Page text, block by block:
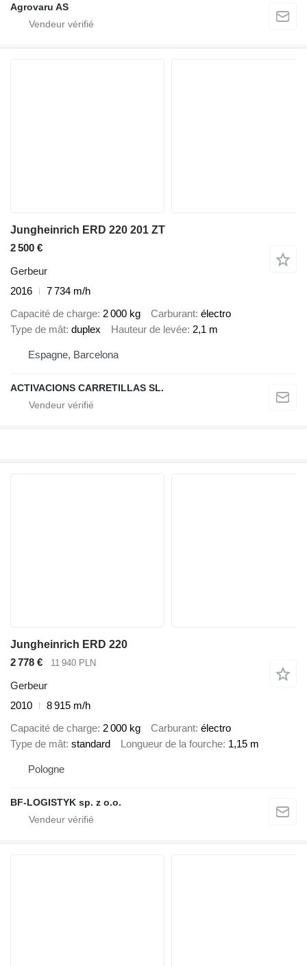
Agrovaru AS
Jungheinrich ERD 220 201 ZT
2 500 €
Gerbeur
2016
7 734 m/h
Capacité de charge 2 000 kg Carburant électro
Type de mât duplex Hauteur de levée 2,1 m
Espagne, Barcelona
ACTIVACIONS CARRETILLAS SL.
Jungheinrich ERD 220
2 778 €
11 940 PLN
Gerbeur
2010
8 915 m/h
Capacité de charge 2 000 kg Carburant électro
Type de mât standard Longueur de la fourche 1,15 m
Pologne
BF-LOGISTYK sp. z o.o.